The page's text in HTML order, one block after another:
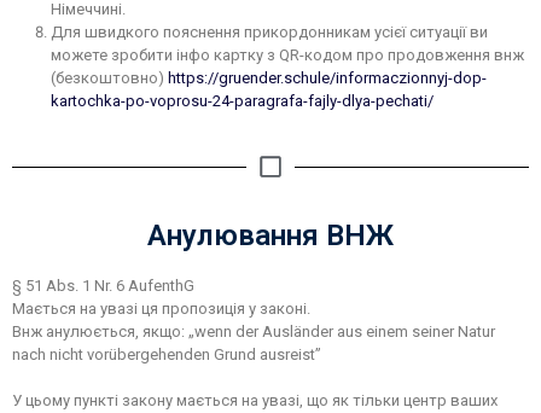
Німеччині.
Для швидкого пояснення прикордонникам усієї ситуації ви
можете зробити інфо картку з QR-кодом про продовження внж
(безкоштовно) https://gruender.schule/informaczionnyj-dop-
kartochka-po-voprosu-24-paragrafa-fajly-dlya-pechati/
Анулювання ВНЖ
§ 51 Abs. 1 Nr. 6 AufenthG
Мається на увазі ця пропозиція у законі.
Внж анулюється, якщо: „wenn der Ausländer aus einem seiner Natur
nach nicht vorübergehenden Grund ausreist”
У цьому пункті закону мається на увазі, що як тільки центр ваших